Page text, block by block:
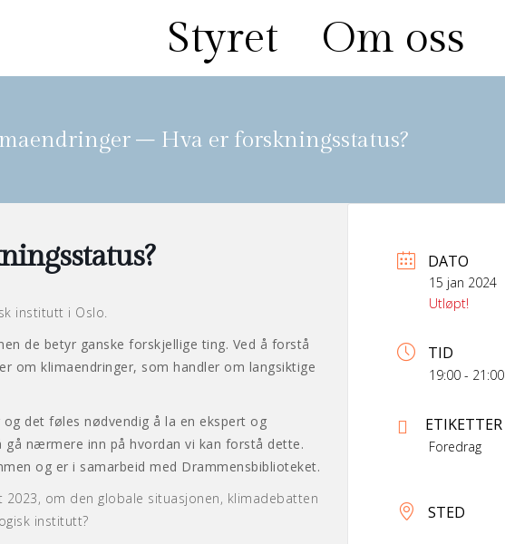
Styret Om oss
– Hva er forskningsstatus?
institutt i Oslo.
de betyr ganske forskjellige ting. Ved å forstå
om klimaendringer, som handler om langsiktige
det føles nødvendig å la en ekspert og
nærmere inn på hvordan vi kan forstå dette.
og er i samarbeid med Drammensbiblioteket.
om den globale situasjonen, klimadebatten
institutt?
DATO
15 jan 2024
Utløpt!
TID
19:00 - 21:00
ETIKETTER
Foredrag
STED